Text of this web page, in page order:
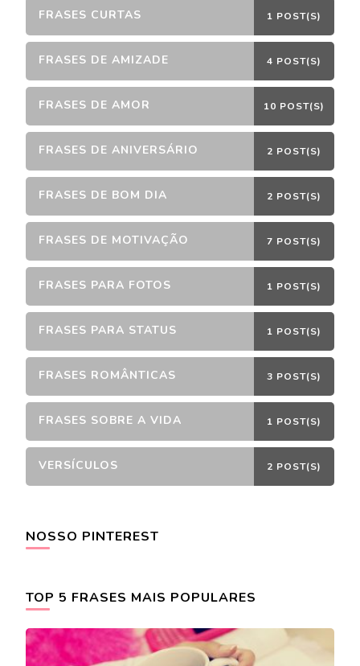
FRASES CURTAS 1 POST(S)
FRASES DE AMIZADE 4 POST(S)
FRASES DE AMOR 10 POST(S)
FRASES DE ANIVERSÁRIO 2 POST(S)
FRASES DE BOM DIA 2 POST(S)
FRASES DE MOTIVAÇÃO 7 POST(S)
FRASES PARA FOTOS 1 POST(S)
FRASES PARA STATUS 1 POST(S)
FRASES ROMÂNTICAS 3 POST(S)
FRASES SOBRE A VIDA 1 POST(S)
VERSÍCULOS 2 POST(S)
NOSSO PINTEREST
TOP 5 FRASES MAIS POPULARES